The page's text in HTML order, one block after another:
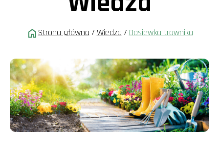
Strona główna / Wiedza / Dosiewka trawnika